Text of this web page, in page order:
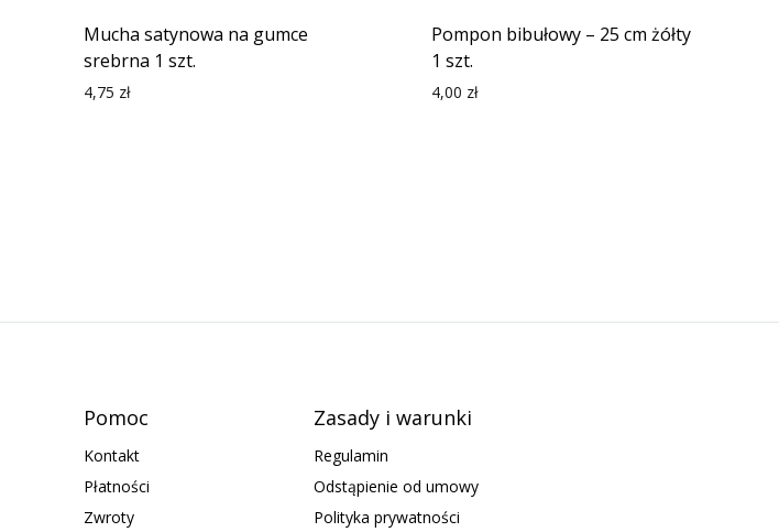
Mucha satynowa na gumce
srebrna 1 szt.
4,75 zł
Pompon bibułowy – 25 cm żółty
1 szt.
4,00 zł
Pomoc
Kontakt
Płatności
Zwroty
Zasady i warunki
Regulamin
Odstąpienie od umowy
Polityka prywatności